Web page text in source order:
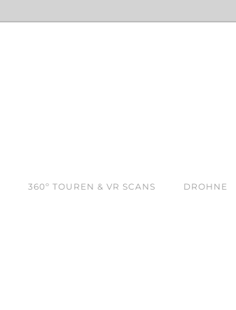
360º TOUREN & VR SCANS DROHNE